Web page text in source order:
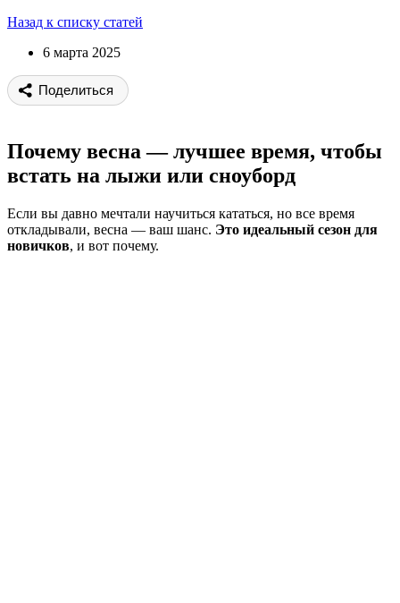
Назад к списку статей
6 марта 2025
Поделиться
Почему весна — лучшее время, чтобы
встать на лыжи или сноуборд
Если вы давно мечтали научиться кататься, но все время
откладывали, весна — ваш шанс. Это идеальный сезон для
новичков, и вот почему.